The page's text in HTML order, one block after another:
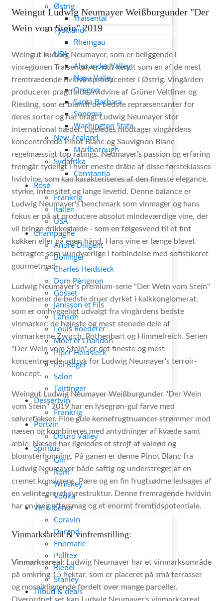
Østrig
Traisental
Tyskland
Rheingau
USA
Alexander Valley
Napa Valley
Oregon
Santa Barbara
Sonoma
Washington State
New Zealand
Marlborough
Sydafrika
Constantia
Rosé
Frankrig
Italien
USA
Champagne
André Diligent
Bollinger
Charles Heidsieck
Dom Pérignon
Gosset
Janisson et Fils
Lanson
Louis Roederer
Móet et Chandon
Piper Heidsieck
Pol Roger
Salon
Taittinger
Dessertvin
Frankrig
Portvin
Douro Valley
Spiritus
Gin
Rom
Whiskey
Vodka
Vin tilbehør
Coravin
Durand
Enomatic
Pulltex
Riedel
Stanley
Tilbud & deals
Weingut Ludwig Neumayer Weißburgunder "Der
Wein vom Stein" 2019
Weingut Ludwig Neumayer, som er beliggende i
vinregionen Traisental, er vidt kendt som en af ​​de mest
fremtrædende hvidvinsproducenter i Østrig. Vingården
producerer pragtfulde hvidvine af Grüner Veltliner og
Riesling, som er blandt de bedste repræsentanter for
deres sorter oghar bragt Ludwig Neumayer stor
international hæder.Ligeledes modtager vingårdens
koncentrerede Pinot Blanc og Sauvignon Blanc
regelmæssigt top ratings. Neumayer's passion og erfaring
fremgår tydeligt i hver eneste dråbe af disse førsteklasses
hvidvine, som kan karakteriseres af den fineste elegance,
styrke, intensitet og lange levetid. Denne balance er
Ludwig Neumayer's benchmark som vinmager og hans
fokus er på at producere absolut mindeværdige vine, der
vil bringe drikkeglæde - som en følgesvend til et fint
køkken eller på egen hånd. Hans vine er længe blevet
betragtet som uundværlige i forbindelse med sofistikeret
gourmetmad.
Ludwig Neumayer's premium-serie "Der Wein vom Stein"
kombinerer de bedste druer dyrket i kalkkonglomerat,
som er omhyggeligt udvalgt fra vingårdens bedste
vinmarker: de højeste og mest stenede dele af
vinmarkerne Zwirch, Rothenbart og Himmelreich. Serien
"Der Wein vom Stein" er det fineste og mest
koncentrerede udtryk for Ludwig Neumayer's terroir-
koncept.
Weingut Ludwig Neumayer Weißburgunder "Der Wein
vom Stein" 2019 har en lysegrøn-gul farve med
sølvreflekser. Fine gule kernefrugtnuancer strømmer mod
næsen og kombineres med antydninger af kvæde samt
æble. Næsen har ligeledes et strejf af valnød og
blomsterhonning. På ganen er denne Pinot Blanc fra
Ludwig Neumayer både saftig og understreget af en
cremet konsistens. Pære og en fin frugtsødme ledsages af
en velintegreret syrestruktur. Denne fremragende hvidvin
har en lang eftersmag og et enormt fremtidspotentiale.
Vinmarksareal & vinfremstilling:
Vinmarksareal: Ludwig Neumayer har et vinmarksområde
på omkring 15 hektar, som er placeret på små terrasser
og mosaiklignende fordelt over mange parceller.